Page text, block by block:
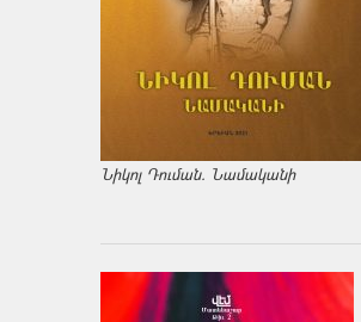
Նիկոլ Դուման. Նամականի